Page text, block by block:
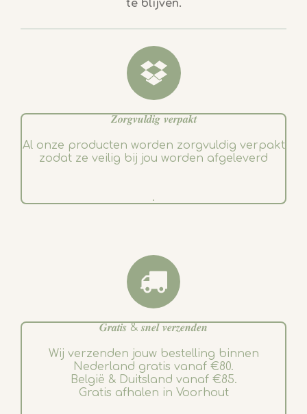
o
k
g
a
te blijven.
𝒁𝒐𝒓𝒈𝒗𝒖𝒍𝒅𝒊𝒈 𝒗𝒆𝒓𝒑𝒂𝒌𝒕
Al onze producten worden zorgvuldig verpakt
zodat ze veilig bij jou worden afgeleverd
.
𝑮𝒓𝒂𝒕𝒊𝒔 & 𝒔𝒏𝒆𝒍 𝒗𝒆𝒓𝒛𝒆𝒏𝒅𝒆𝒏
Wij verzenden jouw bestelling binnen
Nederland gratis vanaf €80.
België & Duitsland vanaf €85.
Gratis afhalen in Voorhout